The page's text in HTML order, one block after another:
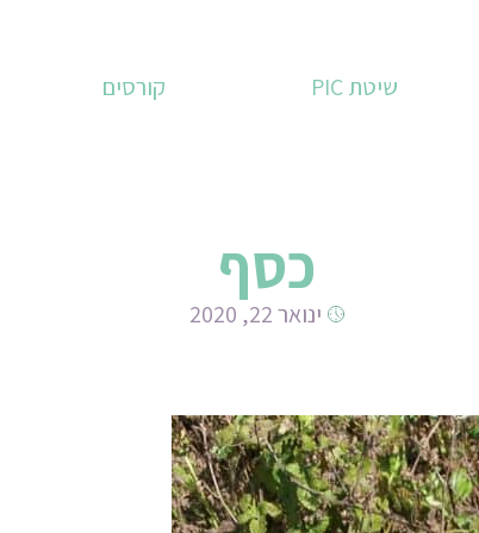
שיטת PIC קורסים
כסף
ינואר 22, 2020